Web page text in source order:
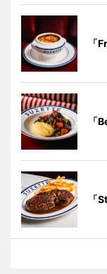
「
「
「